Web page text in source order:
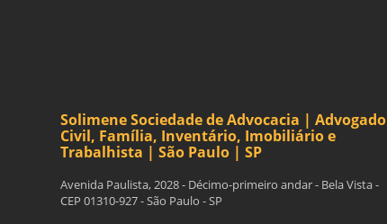
Solimene Sociedade de Advocacia | Advogado
Civil, Família, Inventário, Imobiliário e
Trabalhista | São Paulo | SP
Avenida Paulista, 2028 - Décimo-primeiro andar - Bela Vista -
CEP 01310-927 - São Paulo - SP